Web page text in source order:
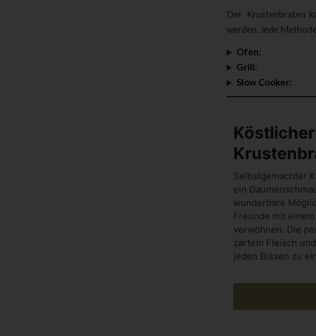
Der Krustenbraten
werden. Jede
Ofen:
Grill:
Slow Cooker:
Köstlicher
Selbstgemachter
ein
wunderbare
Freunde mit
verwöhnen. Die
zartem Fleisch
jeden Bissen zu